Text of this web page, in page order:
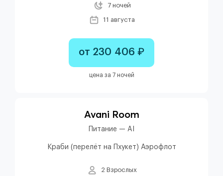
7 ночей
11 августа
от 230 406 ₽
цена за 7 ночей
Avani Room
Питание — AI
Краби (перелёт на Пхукет) Аэрофлот
2 Взрослых